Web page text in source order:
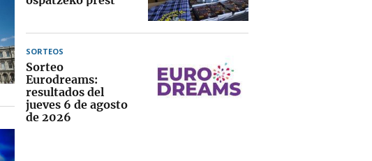
SORTEOS
Sorteo
Eurodreams:
resultados del
jueves 6 de agosto
de 2026